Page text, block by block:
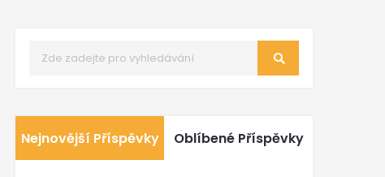
Nejnovější Příspěvky Oblíbené Příspěvky